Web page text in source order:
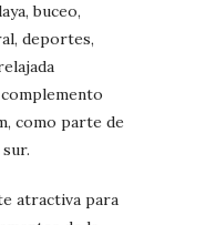
buceo,
deportes,
como parte de
atractiva para